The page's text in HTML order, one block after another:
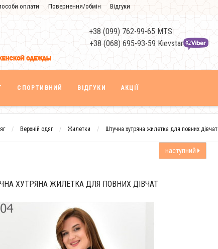
оплати Повернення/обмін
Відгуки
+38 (099) 762-99-65 MTS
+38 (068) 695-93-59 Kievstar
СПОРТИВНИЙ ВІДГУКИ АКЦІЇ
Верхній одяг Жилетки Штучна хутряна жилетка для повних дівчат
наступний
ХУТРЯНА ЖИЛЕТКА ДЛЯ ПОВНИХ ДІВЧАТ